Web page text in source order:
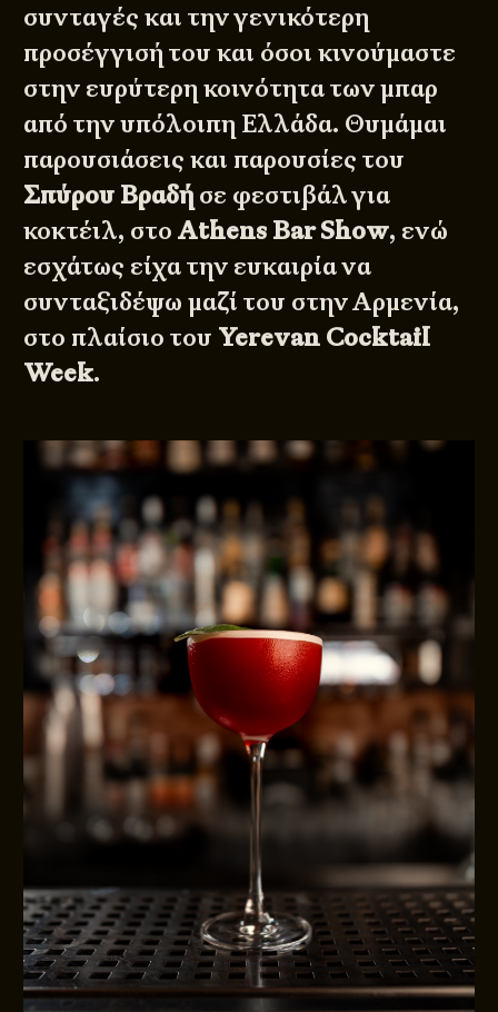
συνταγές και την γενικότερη
προσέγγισή του και όσοι κινούμαστε
στην ευρύτερη κοινότητα των μπαρ
από την υπόλοιπη Ελλάδα. Θυμάμαι
παρουσιάσεις και παρουσίες του
Σπύρου Βραδή σε φεστιβάλ για
κοκτέιλ, στοAthens Bar Show, ενώ
εσχάτως είχα την ευκαιρία να
συνταξιδέψω μαζί του στην Αρμενία,
στο πλαίσιο του Yerevan Cocktail
Week.